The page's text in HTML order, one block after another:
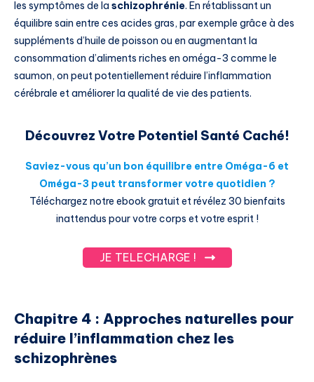
les symptômes de la schizophrénie. En rétablissant un
équilibre sain entre ces acides gras, par exemple grâce à des
suppléments d’huile de poisson ou en augmentant la
consommation d’aliments riches en oméga-3 comme le
saumon, on peut potentiellement réduire l’inflammation
cérébrale et améliorer la qualité de vie des patients.
Découvrez Votre Potentiel Santé Caché!
Saviez-vous qu’un bon équilibre entre Oméga-6 et
Oméga-3 peut transformer votre quotidien ?
Téléchargez notre ebook gratuit et révélez 30 bienfaits
inattendus pour votre corps et votre esprit !
JE TELECHARGE !
Chapitre 4 : Approches naturelles pour
réduire l’inflammation chez les
schizophrènes